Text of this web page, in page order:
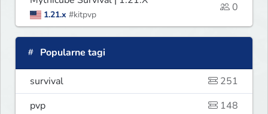
1.21.x #kitpvp
0
Popularne tagi
survival
251
pvp
148